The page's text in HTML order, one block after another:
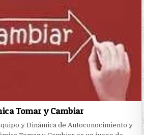
Tomar y Cambiar
y Dinámica de Autoconocimiento y